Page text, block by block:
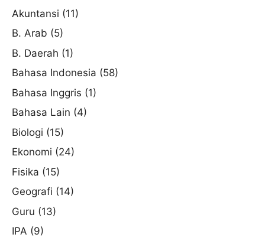
Akuntansi (11)
B. Arab (5)
B. Daerah (1)
Bahasa Indonesia (58)
Bahasa Inggris (1)
Bahasa Lain (4)
Biologi (15)
Ekonomi (24)
Fisika (15)
Geografi (14)
Guru (13)
IPA (9)